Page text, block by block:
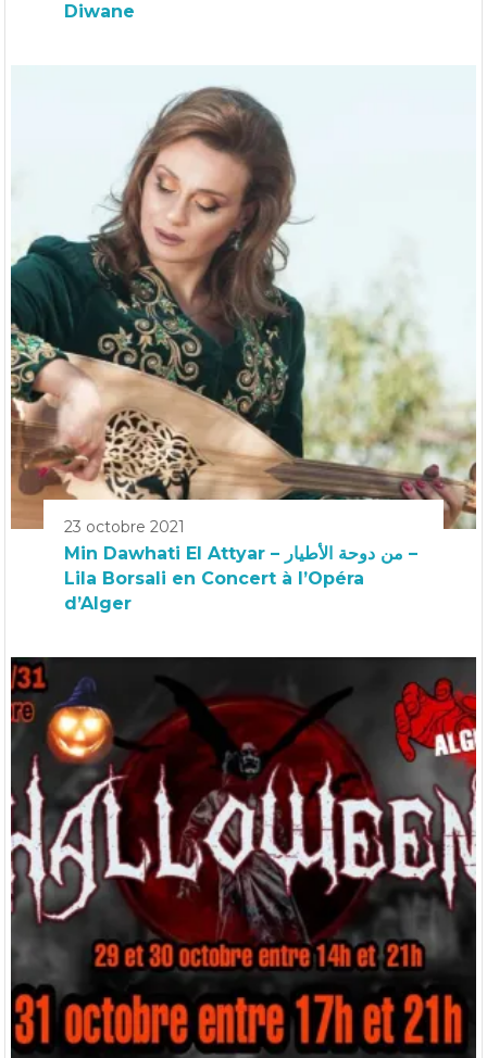
Diwane
23 octobre 2021
Min Dawhati El Attyar – من دوحة الأطيار –
Lila Borsali en Concert à l’Opéra
d’Alger